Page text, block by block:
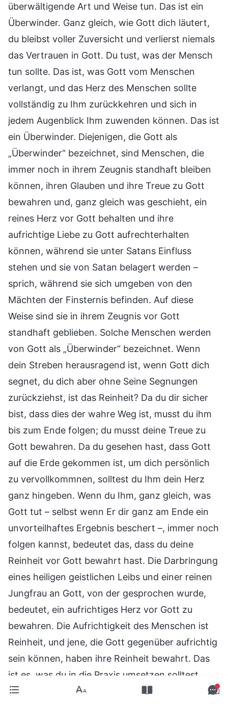
überwältigende Art und Weise tun. Das ist ein
Überwinder. Ganz gleich, wie Gott dich läutert,
du bleibst voller Zuversicht und verlierst niemals
das Vertrauen in Gott. Du tust, was der Mensch
tun sollte. Das ist, was Gott vom Menschen
verlangt, und das Herz des Menschen sollte
vollständig zu Ihm zurückkehren und sich in
jedem Augenblick Ihm zuwenden können. Das ist
ein Überwinder. Diejenigen, die Gott als
„Überwinder“ bezeichnet, sind Menschen, die
immer noch in ihrem Zeugnis standhaft bleiben
können, ihren Glauben und ihre Treue zu Gott
bewahren und, ganz gleich was geschieht, ein
reines Herz vor Gott behalten und ihre
aufrichtige Liebe zu Gott aufrechterhalten
können, während sie unter Satans Einfluss
stehen und sie von Satan belagert werden –
sprich, während sie sich umgeben von den
Mächten der Finsternis befinden. Auf diese
Weise sind sie in ihrem Zeugnis vor Gott
standhaft geblieben. Solche Menschen werden
von Gott als „Überwinder“ bezeichnet. Wenn
dein Streben herausragend ist, wenn Gott dich
segnet, du dich aber ohne Seine Segnungen
zurückziehst, ist das Reinheit? Da du dir sicher
bist, dass dies der wahre Weg ist, musst du ihm
bis zum Ende folgen; du musst deine Treue zu
Gott bewahren. Da du gesehen hast, dass Gott
auf die Erde gekommen ist, um dich persönlich
zu vervollkommnen, solltest du Ihm dein Herz
ganz hingeben. Wenn du Ihm, ganz gleich, was
Gott tut – selbst wenn Er dir ganz am Ende ein
unvorteilhaftes Ergebnis beschert –, immer noch
folgen kannst, bedeutet das, dass du deine
Reinheit vor Gott bewahrt hast. Die Darbringung
eines heiligen geistlichen Leibs und einer reinen
Jungfrau an Gott, von der gesprochen wurde,
bedeutet, ein aufrichtiges Herz vor Gott zu
bewahren. Die Aufrichtigkeit des Menschen ist
Reinheit, und jene, die Gott gegenüber aufrichtig
sein können, haben ihre Reinheit bewahrt. Das
ist es, was du in die Praxis umsetzen solltest.
Wenn du beten solltest, betest du; wenn du in